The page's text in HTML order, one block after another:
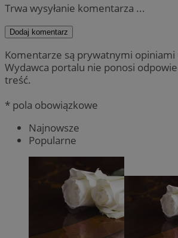
Trwa wysyłanie komentarza ...
Dodaj komentarz
Komentarze są prywatnymi
Wydawca portalu nie ponosi
treść.
* pola obowiązkowe
Najnowsze
Popularne